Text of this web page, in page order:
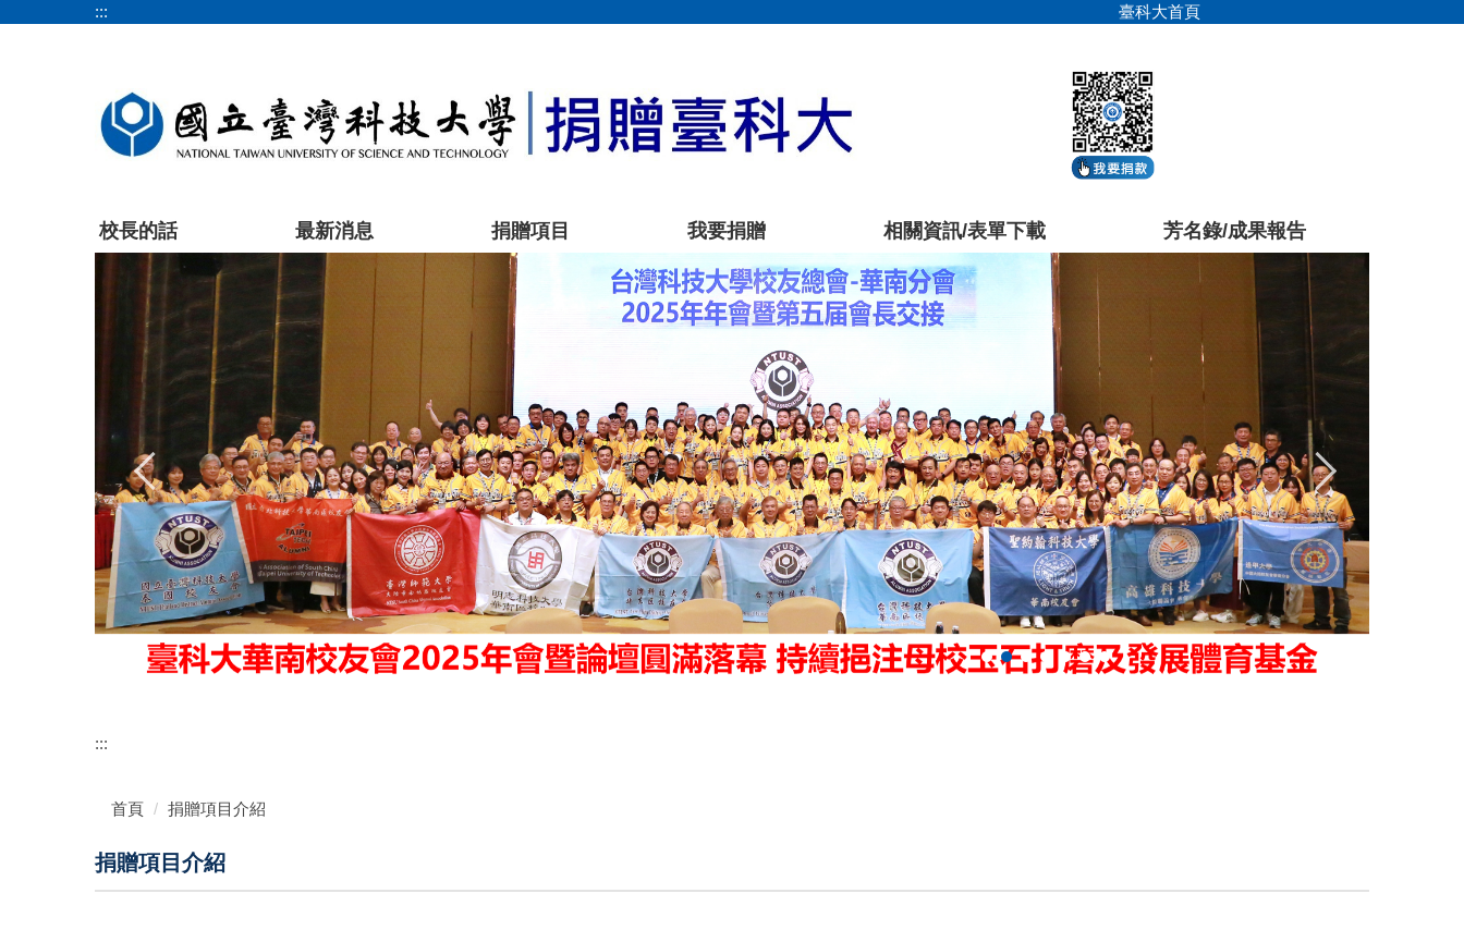
::: 臺科大首頁
校長的話 最新消息 捐贈項目 我要捐贈 相關資訊/表單下載 芳名錄/成果報告
:::
首頁 捐贈項目介紹
捐贈項目介紹